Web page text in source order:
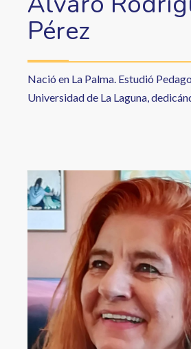
Pérez
Nació en La Palma. Estudió
Universidad de La Laguna,